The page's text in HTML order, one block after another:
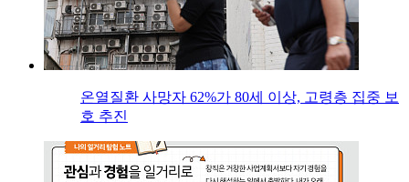
온열질환 사망자 62%가 80세 이상, 고령층 집중 보
호 추진